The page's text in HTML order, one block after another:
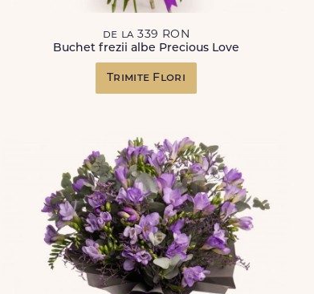
de la 339 RON
Buchet frezii albe Precious Love
Trimite Flori